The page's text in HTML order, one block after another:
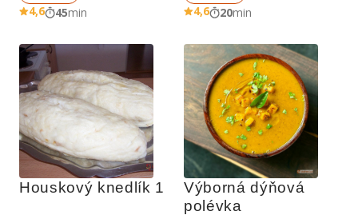
4,6 45min 4,6 20min
Houskový knedlík 1
Výborná dýňová
polévka